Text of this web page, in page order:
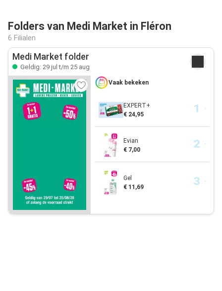
Folders van Medi Market in Fléron
6 Filialen
Medi Market folder
Geldig: 29 jul t/m 25 aug
Vaak bekeken
EXPERT+
€ 24,95
Evian
€ 7,00
Gel
€ 11,69